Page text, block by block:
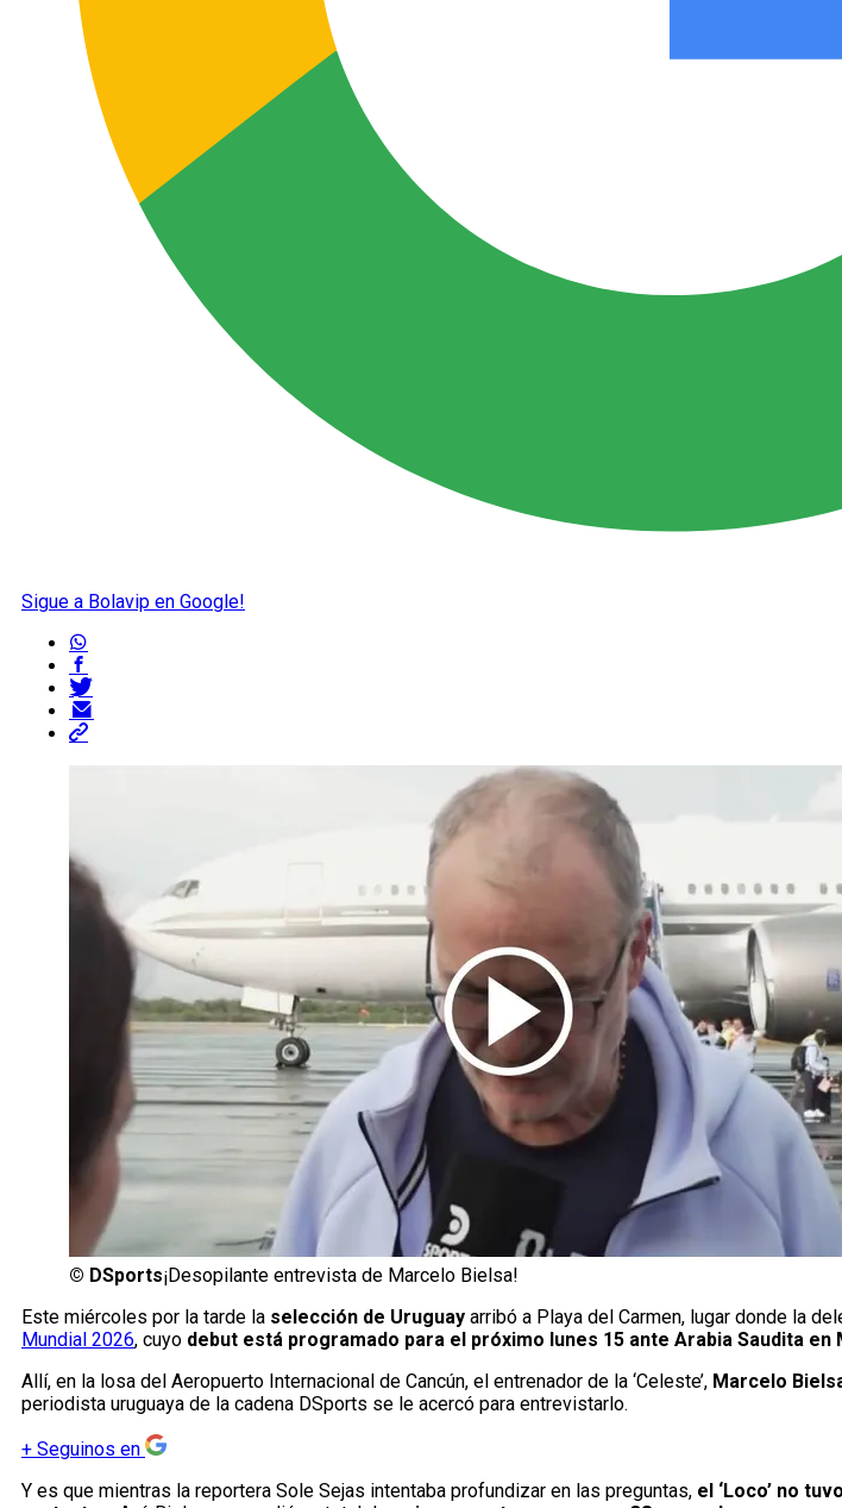
Sigue a Bolavip en Google!
© DSports¡Desopilante entrevista de Marcelo Bielsa!
Este miércoles por la tarde la selección de Uruguay arribó a Playa del Carmen, lugar donde la
Mundial 2026, cuyo debut está programado para el próximo lunes 15 ante Arabia Saudita en
Allí, en la losa del Aeropuerto Internacional de Cancún, el entrenador de la ‘Celeste’, Marcelo
periodista uruguaya de la cadena DSports se le acercó para entrevistarlo.
+ Seguinos en
Y es que mientras la reportera Sole Sejas intentaba profundizar en las preguntas, el ‘Loco’ no